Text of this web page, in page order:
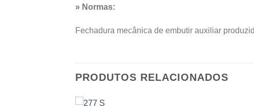
» Normas:
Fechadura mecânica de embutir auxiliar
PRODUTOS RELACIONADOS